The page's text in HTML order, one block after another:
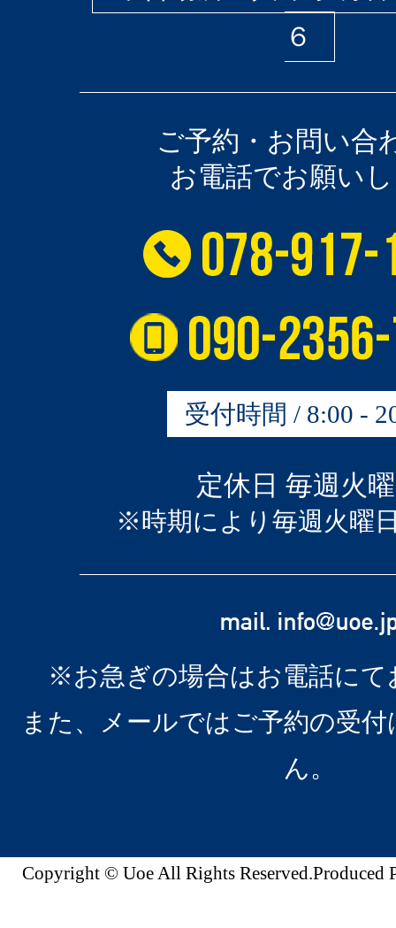
６
ご予約・お問い合
お電話でお願い
受付時間 / 8:00 -
定休日 毎週火
※時期により毎週火曜
※お急ぎの場合はお電話にて
また、メールではご予約の受
ん。
Copyright © Uoe All Rights Reserved.Produced